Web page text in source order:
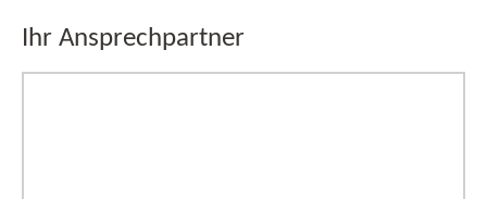
Ihr Ansprechpartner